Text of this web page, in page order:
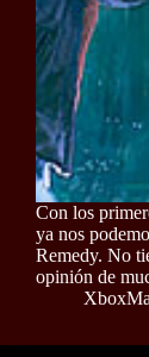
Con los
ya nos
Remedy. No
opinión de